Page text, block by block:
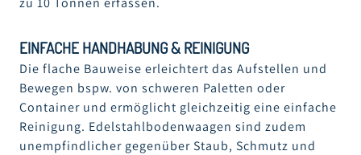
EINFACHE HANDHABUNG & REINIGUNG
Die flache Bauweise erleichtert das Aufstellen und
Bewegen bspw. von schweren Paletten oder
Container und ermöglicht gleichzeitig eine einfache
Reinigung. Edelstahlbodenwaagen sind zudem
unempfindlicher gegenüber Staub, Schmutz und